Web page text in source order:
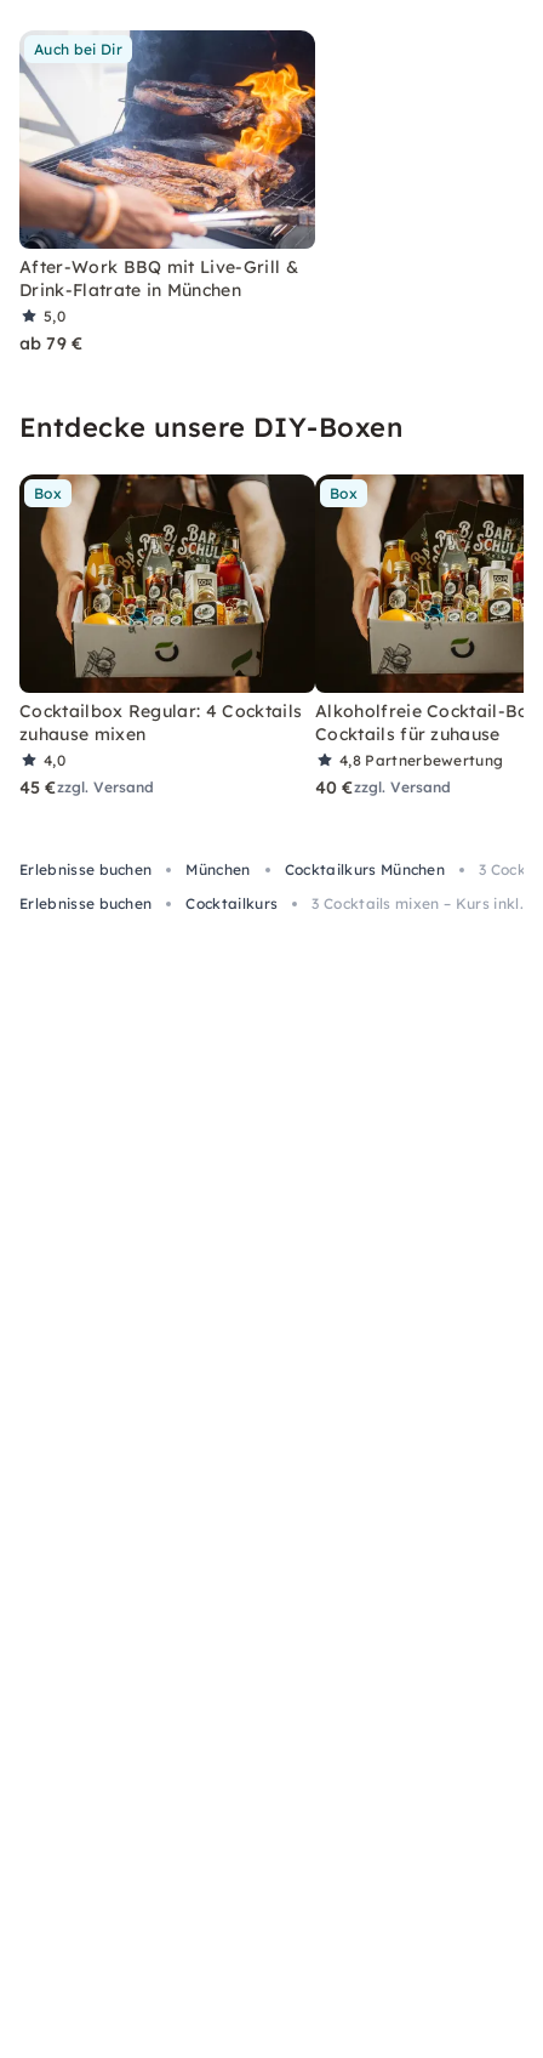
Auch bei Dir
After-Work BBQ mit Live-Grill &
Drink-Flatrate in München
5,0
ab 79 €
Entdecke unsere DIY-Boxen
Box
Cocktailbox Regular: 4 Cocktails
zuhause mixen
4,0
45 €zzgl. Versand
Box
Alkoholfreie Cocktail-Box
Cocktails für zuhause
4,8 Partnerbewertung
40 €zzgl. Versand
Erlebnisse buchen München Cocktailkurs München
3
Erlebnisse buchen
Cocktailkurs 3 Cocktails mixen – Kurs inkl.